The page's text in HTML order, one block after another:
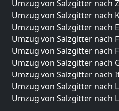
Umzug von Salzgitter nach
Umzug von Salzgitter nach
Umzug von Salzgitter nach
Umzug von Salzgitter nach
Umzug von Salzgitter nach
Umzug von Salzgitter nach
Umzug von Salzgitter nach
Umzug von Salzgitter nach
Umzug von Salzgitter nach